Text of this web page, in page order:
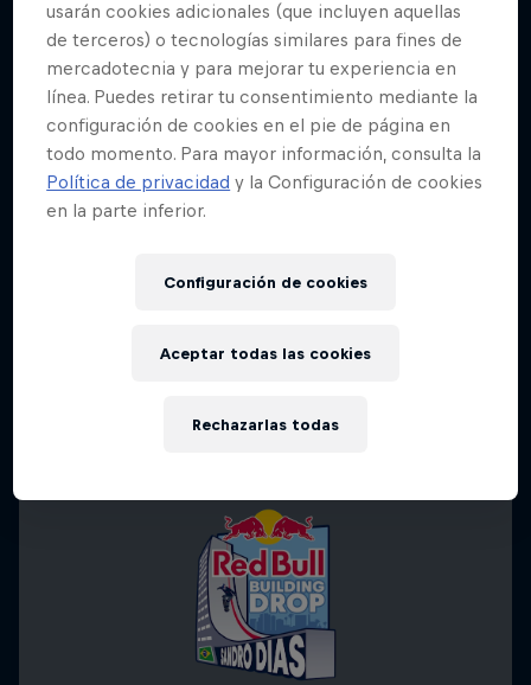
usarán cookies adicionales (que incluyen aquellas
de terceros) o tecnologías similares para fines de
mercadotecnia y para mejorar tu experiencia en
línea. Puedes retirar tu consentimiento mediante la
configuración de cookies en el pie de página en
todo momento. Para mayor información, consulta la
Política de privacidad y la Configuración de cookies
en la parte inferior.
Configuración de cookies
Rechazarlas todas
Aceptar todas las cookies